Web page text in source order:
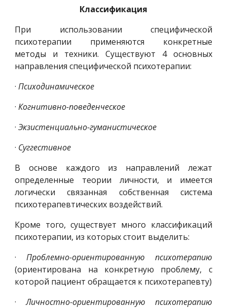
Классификация
При использовании специфической
психотерапии применяются конкретные
методы и техники. Существуют 4 основных
направления специфической психотерапии:
·Психодинамическое
·Когнитивно-поведенческое
·Экзистенциально-гуманистическое
· Суггестивное
В основе каждого из направлений лежат
определенные теории личности, и имеется
логически связанная собственная система
психотерапевтических воздействий.
Кроме того, существует много классификаций
психотерапии, из которых стоит выделить:
· Проблемно-ориентированную психотерапию
(ориентирована на конкретную проблему, с
которой пациент обращается к психотерапевту)
·Личностно-ориентированную психотерапию